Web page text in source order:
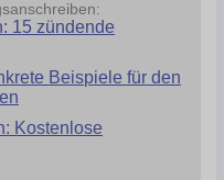
15 zündende
Beispiele für den
Kostenlose